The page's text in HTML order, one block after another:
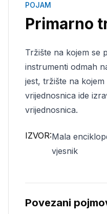
POJAM
Primarno
Tržište na kojem se
instrumenti odmah
jest, tržište na
vrijednosnica ide
vrijednosnica.
IZVOR:Mala
vjesnik
Povezani